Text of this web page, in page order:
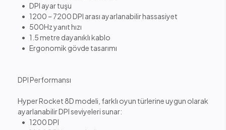
• DPI ayar tuşu
• 1200 – 7200 DPI arası ayarlanabilir hassasiyet
• 500Hz yanıt hızı
• 1.5 metre dayanıklı kablo
• Ergonomik gövde tasarımı
DPI Performansı
Hyper Rocket 8D modeli, farklı oyun türlerine uygun olarak
ayarlanabilir DPI seviyeleri sunar:
• 1200 DPI